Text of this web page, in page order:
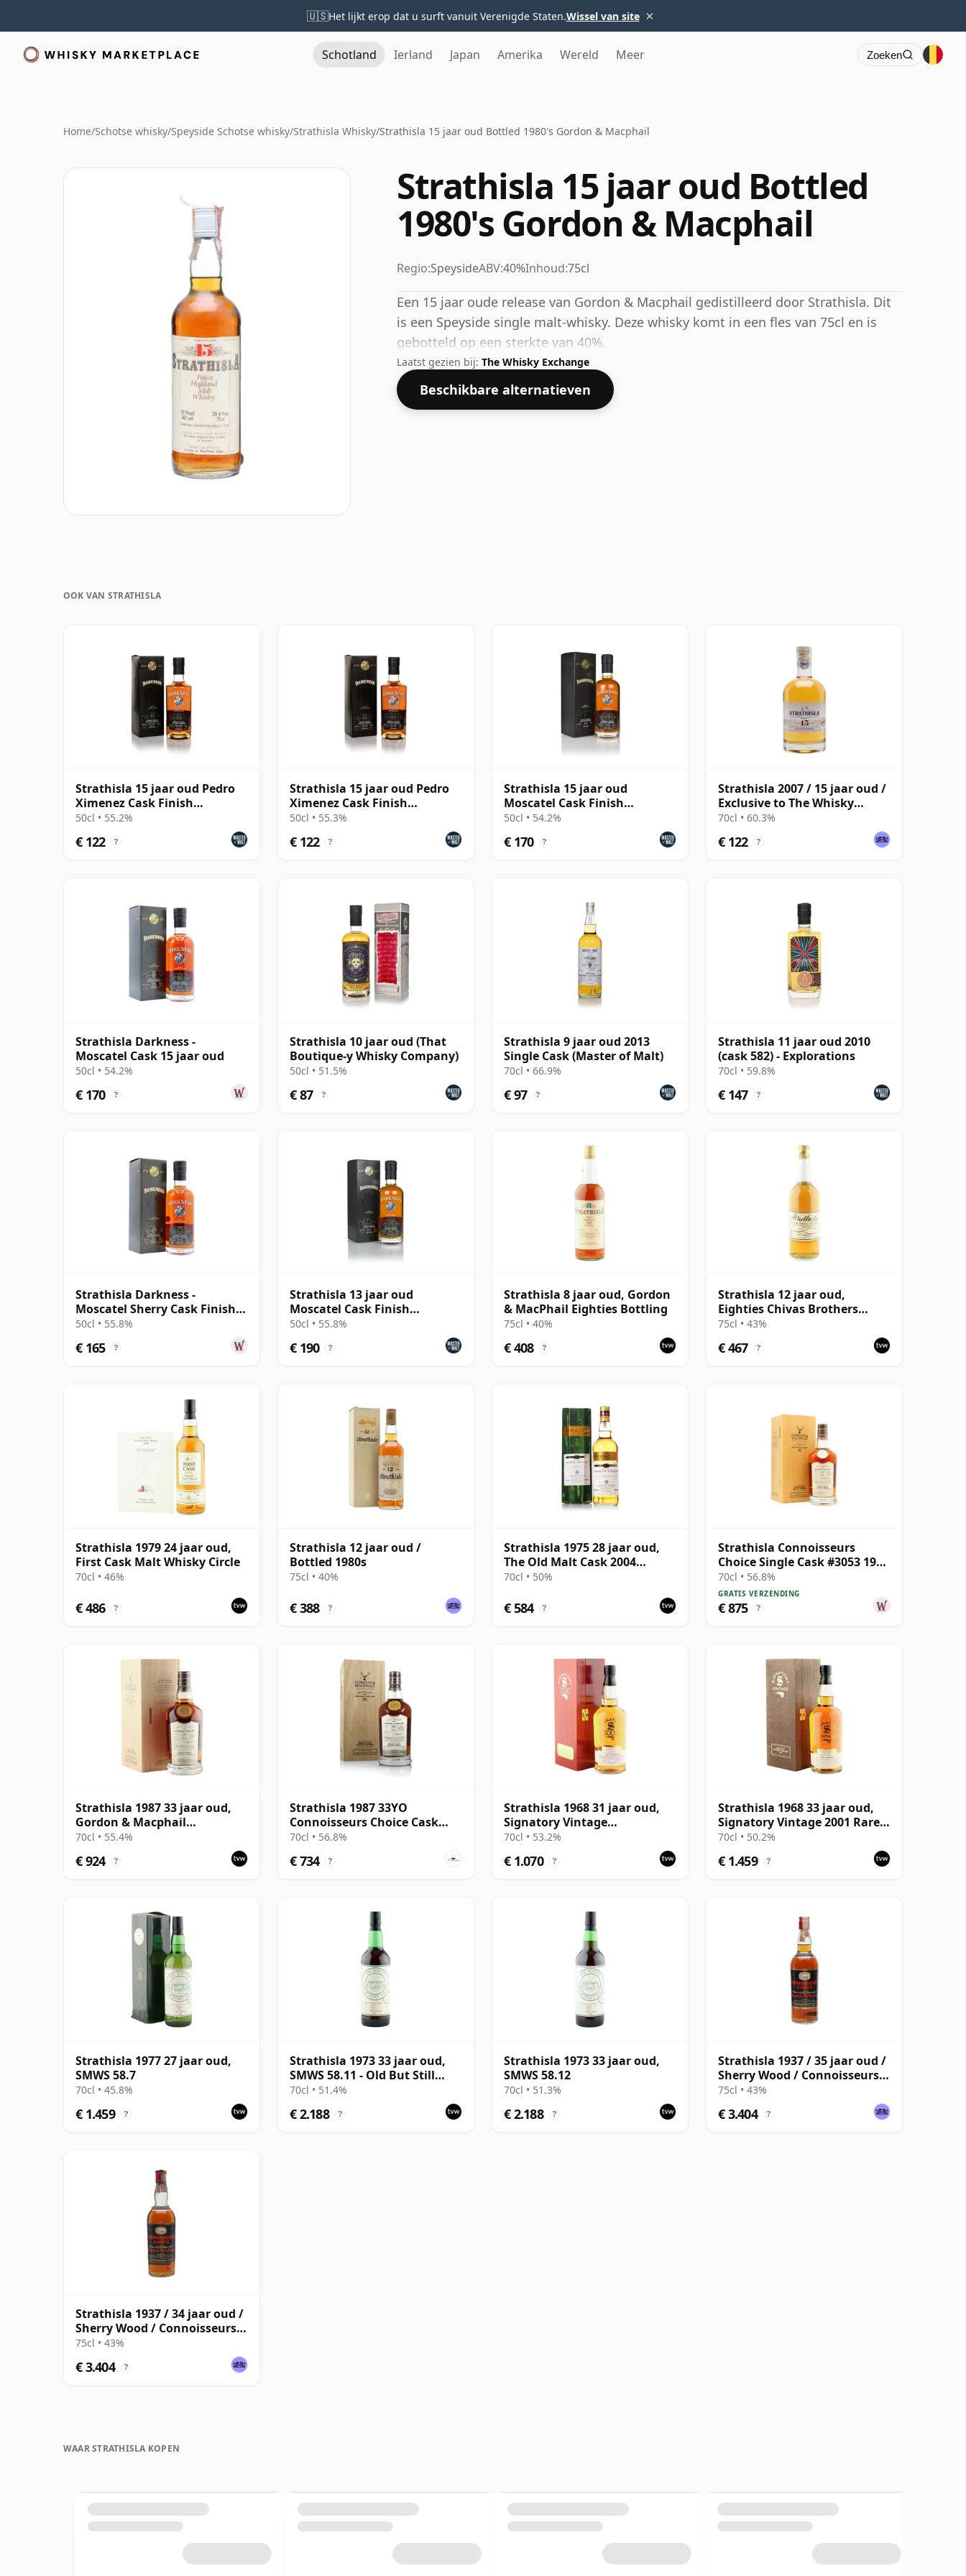
🇺🇸Het lijkt erop dat u surft vanuit Verenigde Staten.Wissel van site ×
Schotland Ierland Japan Amerika Wereld Meer Zoeken
Home/Schotse whisky/Speyside Schotse whisky/Strathisla Whisky/Strathisla 15 jaar oud Bottled 1980's Gordon & Macphail
Strathisla 15 jaar oud Bottled
1980's Gordon & Macphail
Regio:SpeysideABV:40%Inhoud:75cl
Een 15 jaar oude release van Gordon & Macphail gedistilleerd door Strathisla. Dit
is een Speyside single malt-whisky. Deze whisky komt in een fles van 75cl en is
gebotteld op een sterkte van 40%.
Laatst gezien bij: The Whisky Exchange
Beschikbare alternatieven
OOK VAN STRATHISLA
Strathisla 15 jaar oud Pedro
Ximenez Cask Finish
(Darkness) (55.2%)
50cl • 55.2%
€ 122 ?
Strathisla 15 jaar oud Pedro
Ximenez Cask Finish
(Darkness) (55.3%)
50cl • 55.3%
€ 122 ?
Strathisla 15 jaar oud
Moscatel Cask Finish
(Darkness)
50cl • 54.2%
€ 170 ?
Strathisla 2007 / 15 jaar oud /
Exclusive to The Whisky
Exchange
70cl • 60.3%
€ 122 ?
Strathisla Darkness -
Moscatel Cask 15 jaar oud
50cl • 54.2%
€ 170 ?
Strathisla 10 jaar oud (That
Boutique-y Whisky Company)
50cl • 51.5%
€ 87 ?
Strathisla 9 jaar oud 2013
Single Cask (Master of Malt)
70cl • 66.9%
€ 97 ?
Strathisla 11 jaar oud 2010
(cask 582) - Explorations
70cl • 59.8%
€ 147 ?
Strathisla Darkness -
Moscatel Sherry Cask Finish
Single Malt 13 jaar oud
50cl • 55.8%
€ 165 ?
Strathisla 13 jaar oud
Moscatel Cask Finish
(Darkness)
50cl • 55.8%
€ 190 ?
Strathisla 8 jaar oud, Gordon
& MacPhail Eighties Bottling
75cl • 40%
€ 408 ?
Strathisla 12 jaar oud,
Eighties Chivas Brothers
Bottling
75cl • 43%
€ 467 ?
Strathisla 1979 24 jaar oud,
First Cask Malt Whisky Circle
70cl • 46%
€ 486 ?
Strathisla 12 jaar oud /
Bottled 1980s
75cl • 40%
€ 388 ?
Strathisla 1975 28 jaar oud,
The Old Malt Cask 2004
Bottling with Box
70cl • 50%
€ 584 ?
Strathisla Connoisseurs
Choice Single Cask #3053 1987
33 jaar oud
70cl • 56.8%
GRATIS VERZENDING
€ 875 ?
Strathisla 1987 33 jaar oud,
Gordon & Macphail
Connoisseurs Choice - Cask
70cl • 55.4%
€ 924 ?
Strathisla 1987 33YO
Connoisseurs Choice Cask
#3053 56.8%
70cl • 56.8%
€ 734 ?
Strathisla 1968 31 jaar oud,
Signatory Vintage
Millennium Edition
70cl • 53.2%
€ 1.070 ?
Strathisla 1968 33 jaar oud,
Signatory Vintage 2001 Rare
Reserve
70cl • 50.2%
€ 1.459 ?
Strathisla 1977 27 jaar oud,
SMWS 58.7
70cl • 45.8%
€ 1.459 ?
Strathisla 1973 33 jaar oud,
SMWS 58.11 - Old But Still
Bright
70cl • 51.4%
€ 2.188 ?
Strathisla 1973 33 jaar oud,
SMWS 58.12
70cl • 51.3%
€ 2.188 ?
Strathisla 1937 / 35 jaar oud /
Sherry Wood / Connoisseurs
Choice
75cl • 43%
€ 3.404 ?
Strathisla 1937 / 34 jaar oud /
Sherry Wood / Connoisseurs
Choice
75cl • 43%
€ 3.404 ?
WAAR STRATHISLA KOPEN